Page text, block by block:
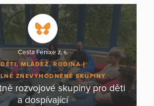
Cesta Fénixe z. s.
DĚTI, MLÁDEŽ, RODINA
ZNEVÝHODNĚNÉ SKUPINY
rozvojové skupiny pro děti
a dospívající